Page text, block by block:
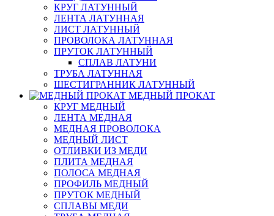
КРУГ ЛАТУННЫЙ
ЛЕНТА ЛАТУННАЯ
ЛИСТ ЛАТУННЫЙ
ПРОВОЛОКА ЛАТУННАЯ
ПРУТОК ЛАТУННЫЙ
СПЛАВ ЛАТУНИ
ТРУБА ЛАТУННАЯ
ШЕСТИГРАННИК ЛАТУННЫЙ
МЕДНЫЙ ПРОКАТ
КРУГ МЕДНЫЙ
ЛЕНТА МЕДНАЯ
МЕДНАЯ ПРОВОЛОКА
МЕДНЫЙ ЛИСТ
ОТЛИВКИ ИЗ МЕДИ
ПЛИТА МЕДНАЯ
ПОЛОСА МЕДНАЯ
ПРОФИЛЬ МЕДНЫЙ
ПРУТОК МЕДНЫЙ
СПЛАВЫ МЕДИ